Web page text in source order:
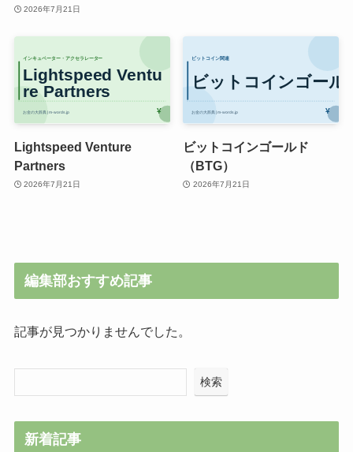
2026年7月21日
Lightspeed Venture
Partners
2026年7月21日
ビットコインゴールド
（BTG）
2026年7月21日
編集部おすすめ記事
記事が見つかりませんでした。
検索
新着記事